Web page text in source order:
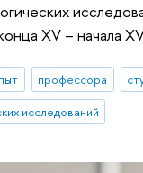
XV – начала
профессора
исследований